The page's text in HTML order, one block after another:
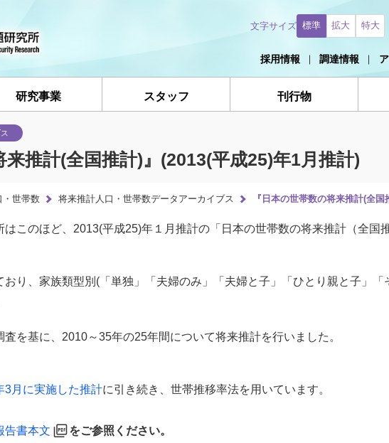
研究事業 スタッフ 刊行物
文字サイズ 標準 拡大 特大
採用情報 調達情報
来推計(全国推計)』(2013(平成25)年1月推計)
・世帯数 将来推計人口・世帯数データアーカイブス 『日本の世帯数の将来推計(全
このほど、2013(平成25)年１月推計の「日本の世帯数の将来推計（全国
おり、家族類型別(「単独」「夫婦のみ」「夫婦と子」「ひとり親と子」
を基に、2010～35年の25年間について将来推計を行いました。
3月に実施した推計に引き続き、世帯推移率法を用いています。
告書本文 をご参照ください。